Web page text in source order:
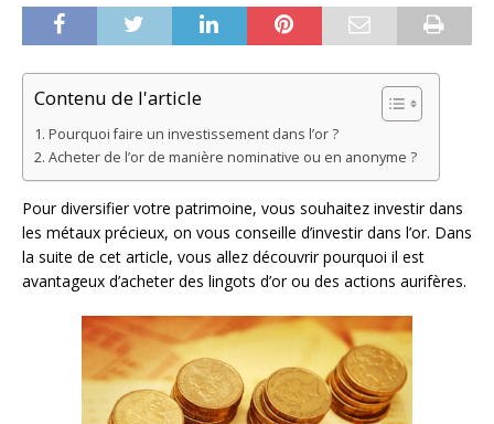
Contenu de l'article
Pourquoi faire un investissement dans l’or ?
Acheter de l’or de manière nominative ou en anonyme ?
Pour diversifier votre patrimoine, vous souhaitez investir dans
les métaux précieux, on vous conseille d’investir dans l’or. Dans
la suite de cet article, vous allez découvrir pourquoi il est
avantageux d’acheter des lingots d’or ou des actions aurifères.